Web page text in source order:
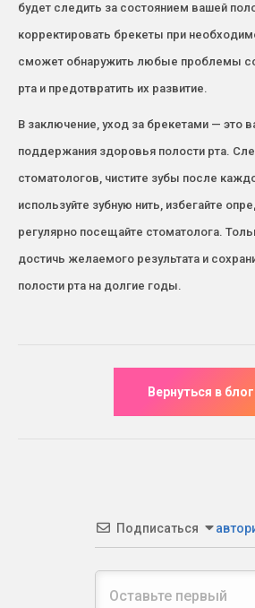
будет следить за состоянием вашей
корректировать брекеты при
сможет обнаружить любые проблемы
рта и предотвратить их развитие.
В заключение, уход за брекетами — это
поддержания здоровья полости рта.
стоматологов, чистите зубы после
используйте зубную нить, избегайте
регулярно посещайте стоматолога.
достичь желаемого результата и
полости рта на долгие годы.
Подписаться